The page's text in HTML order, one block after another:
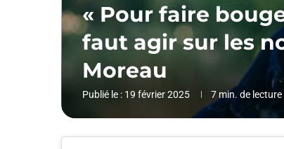
« Pour faire
faut agir sur les
Moreau
Publié le : 19 février 2025 7 min. de lecture